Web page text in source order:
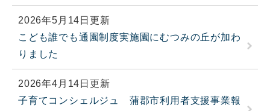
2026年5月14日更新
こども誰でも通園制度実施園にむつみの丘が加わ
りました
2026年4月14日更新
子育てコンシェルジュ 蒲郡市利用者支援事業報